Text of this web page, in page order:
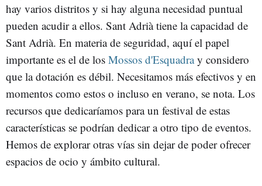
hay varios distritos y si hay alguna necesidad puntual
pueden acudir a ellos. Sant Adrià tiene la capacidad de
Sant Adrià. En materia de seguridad, aquí el papel
importante es el de los Mossos d'Esquadray considero
que la dotación es débil. Necesitamos más efectivos y en
momentos como estos o incluso en verano, se nota. Los
recursos que dedicaríamos para un festival de estas
características se podrían dedicar a otro tipo de eventos.
Hemos de explorar otras vías sin dejar de poder ofrecer
espacios de ocio y ámbito cultural.